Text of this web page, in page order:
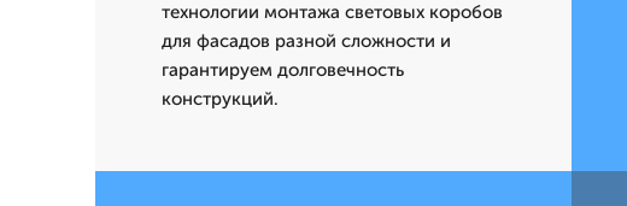
технологии монтажа световых коробов
для фасадов разной сложности и
гарантируем долговечность
конструкций.